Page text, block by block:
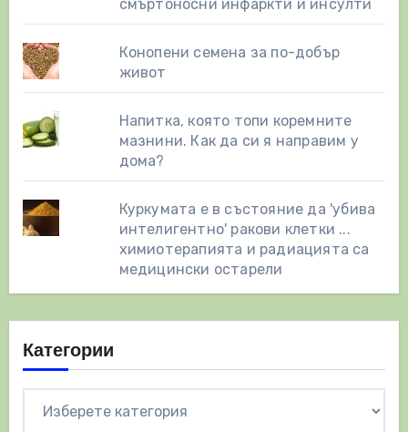
смъртоносни инфаркти и инсулти
Конопени семена за по-добър
живот
Напитка, която топи коремните
мазнини. Как да си я направим у
дома?
Куркумата е в състояние да 'убива
интелигентно' ракови клетки ...
химиотерапията и радиацията са
медицински остарели
Категории